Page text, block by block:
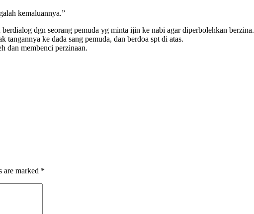
kemaluannya.”
dgn seorang pemuda yg minta ijin ke nabi agar diperbolehkan berzina.
tangannya ke dada sang pemuda, dan berdoa spt di atas.
dan membenci perzinaan.
are marked *